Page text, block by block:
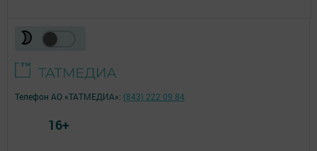
Телефон АО «ТАТМЕДИА»: (843) 222 09 84
16+